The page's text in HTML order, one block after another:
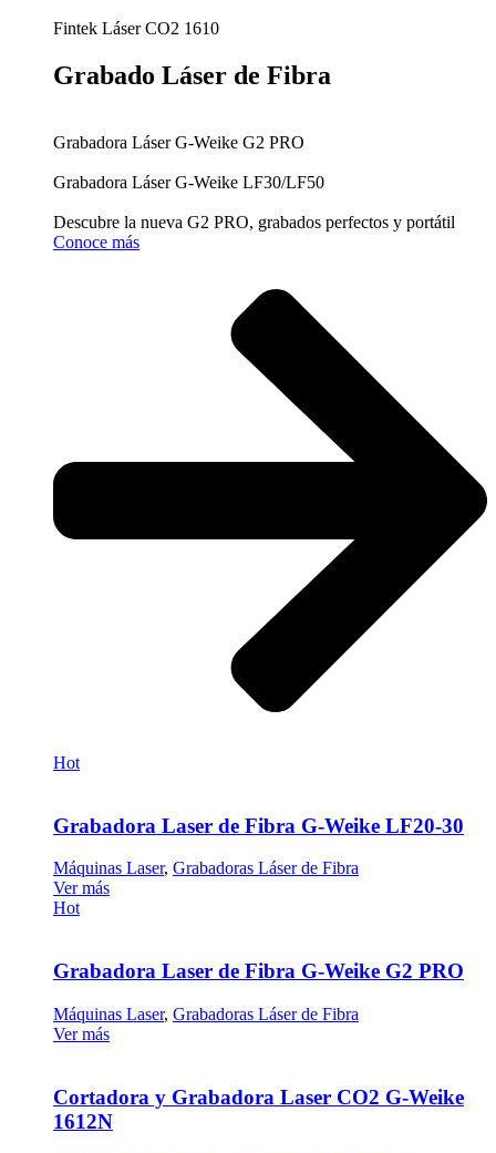
Fintek Láser CO2 1610
Grabado Láser de Fibra
Grabadora Láser G-Weike G2 PRO
Grabadora Láser G-Weike LF30/LF50
Descubre la nueva G2 PRO, grabados perfectos y portátil
Conoce más
Hot
Grabadora Laser de Fibra G-Weike LF20-30
Máquinas Laser, Grabadoras Láser de Fibra
Ver más
Hot
Grabadora Laser de Fibra G-Weike G2 PRO
Máquinas Laser, Grabadoras Láser de Fibra
Ver más
Cortadora y Grabadora Laser CO2 G-Weike
1612N